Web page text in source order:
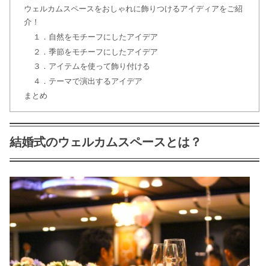
司・親戚は?
ウェディングドレスのオーダー!値段は
意外と安い!?
結婚式受付のお礼の書き方 メッセージ
文例アリ！
結婚式は髪型で花嫁の魅力をアップ!面
長編
結婚式の祝儀の金額は?気になるお返
しマナー徹底解説!
ウェルカムスペースをおしゃれに飾りつけるアイディアをご紹
介！
１．自然をモチーフにしたアイデア
２．季節をモチーフにしたアイデア
３．アイテムを使って飾り付ける
４．テーマで演出するアイデア
まとめ
結婚式のウェルカムスペースとは？